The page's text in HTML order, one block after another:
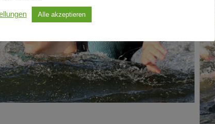
Alle akzeptieren